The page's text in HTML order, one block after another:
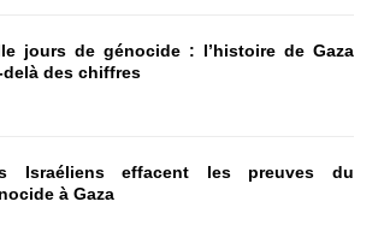
jours de génocide : l’histoire de Gaza
delà des chiffres
Israéliens effacent les preuves du
à Gaza